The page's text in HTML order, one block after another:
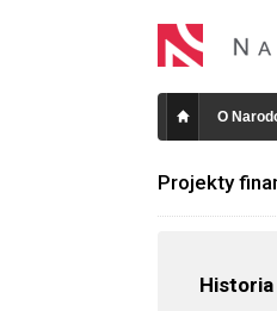
O
Projekty